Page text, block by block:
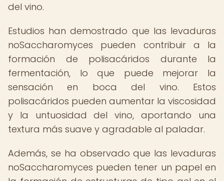
del vino.
Estudios han demostrado que las levaduras
noSaccharomyces pueden contribuir a la
formación de polisacáridos durante la
fermentación, lo que puede mejorar la
sensación en boca del vino. Estos
polisacáridos pueden aumentar la viscosidad
y la untuosidad del vino, aportando una
textura más suave y agradable al paladar.
Además, se ha observado que las levaduras
noSaccharomyces pueden tener un papel en